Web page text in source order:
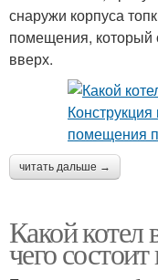
снаружи корпуса
помещения, который
вверх.
читать дальше →
Какой котел
чего состоит